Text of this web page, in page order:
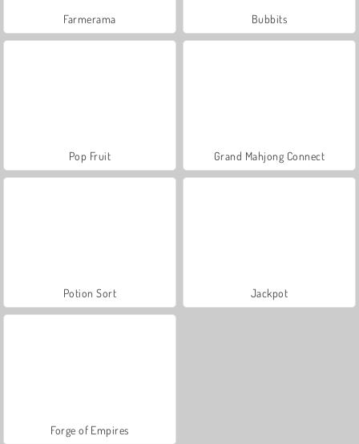
Farmerama Bubbits
Pop Fruit Grand Mahjong Connect
Potion Sort Jackpot
Forge of Empires